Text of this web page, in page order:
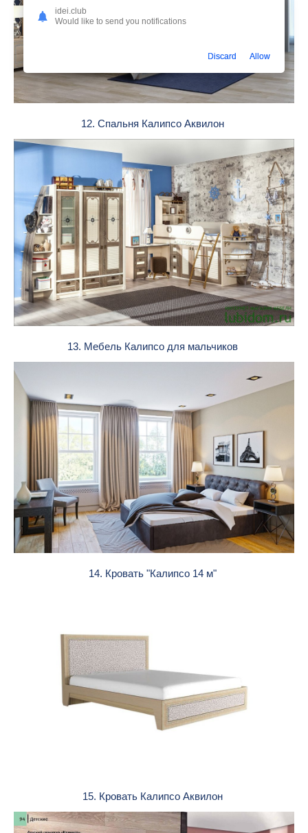
12. Спальня Калипсо Аквилон
13. Мебель Калипсо для мальчиков
14. Кровать "Калипсо 14 м"
15. Кровать Калипсо Аквилон
idei.club
Would like to send you notifications
Discard Allow